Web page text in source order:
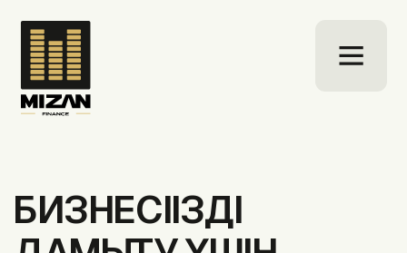
СЕРІКТЕСТІК
ҚАРЖЫЛАНДЫРУ